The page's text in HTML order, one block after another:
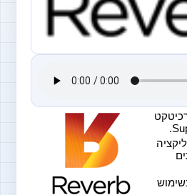
הדרך שנבחרה: SOA בשימוש